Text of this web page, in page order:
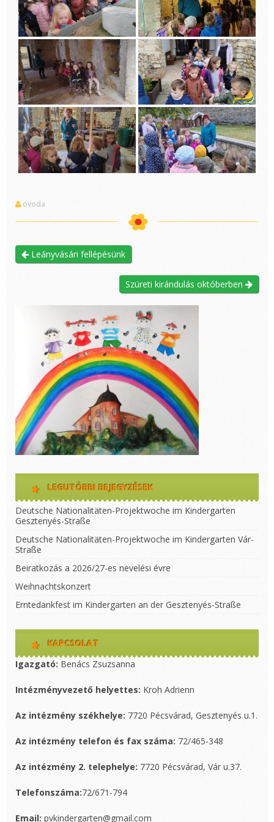
ovoda
Leányvásári fellépésünk
Szüreti kirándulás októberben
LEGUTÓBBI BEJEGYZÉSEK
Deutsche Nationalitäten-Projektwoche im Kindergarten
Gesztenyés-Straße
Deutsche Nationalitäten-Projektwoche im Kindergarten Vár-
Straße
Beiratkozás a 2026/27-es nevelési évre
Weihnachtskonzert
Erntedankfest im Kindergarten an der Gesztenyés-Straße
KAPCSOLAT
Igazgató: Benács Zsuzsanna
Intézményvezető helyettes: Kroh Adrienn
Az intézmény székhelye: 7720 Pécsvárad, Gesztenyés u.1.
Az intézmény telefon és fax száma: 72/465-348
Az intézmény 2. telephelye: 7720 Pécsvárad, Vár u.37.
Telefonszáma:72/671-794
Email: pvkindergarten@gmail.com